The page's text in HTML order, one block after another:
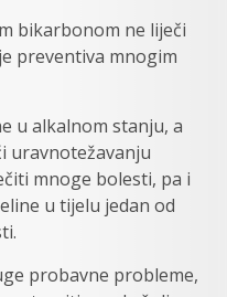
bikarbonom ne liječi
preventiva mnogim
u alkalnom stanju, a
uravnotežavanju
mnoge bolesti, pa i
u tijelu jedan od
probavne probleme,